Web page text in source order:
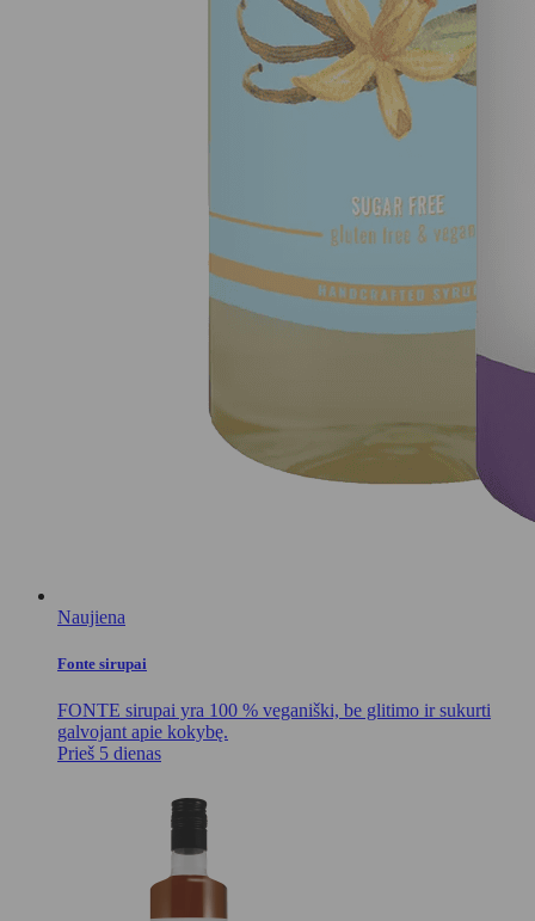
Naujiena
Fonte sirupai
FONTE sirupai yra 100 % veganiški, be glitimo ir sukurti
galvojant apie kokybę.
Prieš 5 dienas